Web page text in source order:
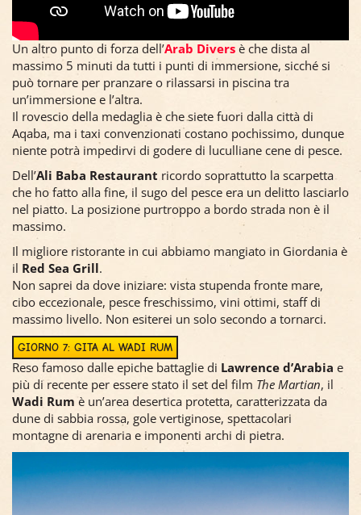
Un altro punto di forza dell’Arab Divers è che dista al
massimo 5 minuti da tutti i punti di immersione, sicché si
può tornare per pranzare o rilassarsi in piscina tra
un’immersione e l’altra.
Il rovescio della medaglia è che siete fuori dalla città di
Aqaba, ma i taxi convenzionati costano pochissimo, dunque
niente potrà impedirvi di godere di luculliane cene di pesce.
Dell’Ali Baba Restaurant ricordo soprattutto la scarpetta
che ho fatto alla fine, il sugo del pesce era un delitto lasciarlo
nel piatto. La posizione purtroppo a bordo strada non è il
massimo.
Il migliore ristorante in cui abbiamo mangiato in Giordania è
il Red Sea Grill.
Non saprei da dove iniziare: vista stupenda fronte mare,
cibo eccezionale, pesce freschissimo, vini ottimi, staff di
massimo livello. Non esiterei un solo secondo a tornarci.
GIORNO 7: GITA AL WADI RUM
Reso famoso dalle epiche battaglie di Lawrence d’Arabia e
più di recente per essere stato il set del film The Martian, il
Wadi Rum è un’area desertica protetta, caratterizzata da
dune di sabbia rossa, gole vertiginose, spettacolari
montagne di arenaria e imponenti archi di pietra.